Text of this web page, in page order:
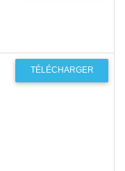
TÉLÉCHARGER